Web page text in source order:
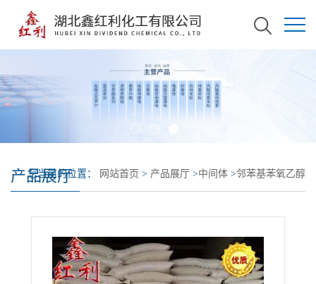
产品展厅
您当前的位置： 网站首页 > 产品展厅 >中间体 >邻苯基苯氧乙醇